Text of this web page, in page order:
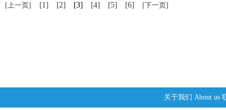
[上一页] [1] [2] [3] [4] [5] [6] [下一页]
关于我们 About us